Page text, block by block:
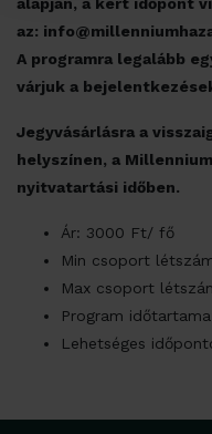
alapján, a kért időpont
az:
A programra legalább
várjuk a
Jegyvásárlásra a
helyszínen, a
nyitvatartási időben.
Ár: 3000 Ft/ fő
Min csoport
Max csoport
Program
Lehetséges